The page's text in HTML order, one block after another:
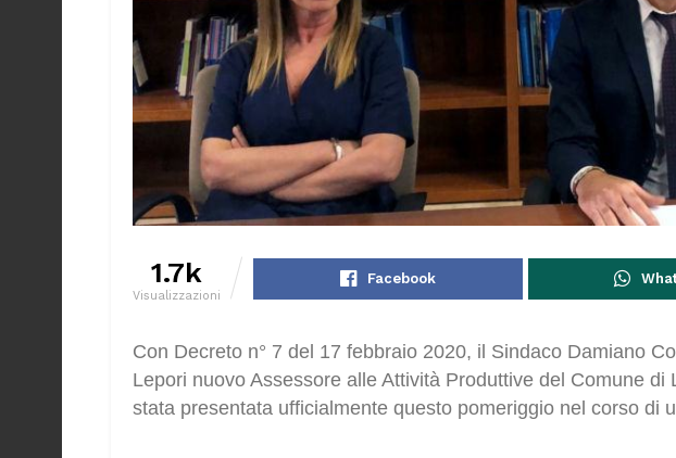
1.7k
Visualizzazioni
Facebook
Con Decreto n° 7 del 17 febbraio 2020, il Sindaco Damiano
Lepori nuovo Assessore alle Attività Produttive del Comune di
stata presentata ufficialmente questo pomeriggio nel corso di